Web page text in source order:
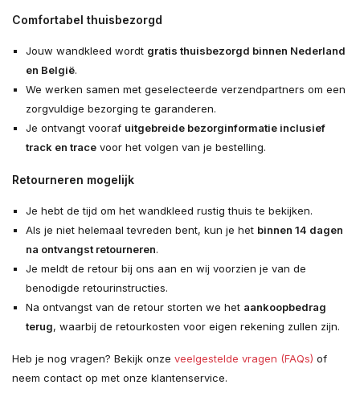
Comfortabel thuisbezorgd
Jouw wandkleed wordt gratis thuisbezorgd binnen Nederland
en België.
We werken samen met geselecteerde verzendpartners om een
zorgvuldige bezorging te garanderen.
Je ontvangt vooraf uitgebreide bezorginformatie inclusief
track en tracevoor het volgen van je bestelling.
Retourneren mogelijk
Je hebt de tijd om het wandkleed rustig thuis te bekijken.
Als je niet helemaal tevreden bent, kun je het binnen 14 dagen
na ontvangst retourneren.
Je meldt de retour bij ons aan en wij voorzien je van de
benodigde retourinstructies.
Na ontvangst van de retour storten we het aankoopbedrag
terug, waarbij de retourkosten voor eigen rekening zullen zijn.
Heb je nog vragen? Bekijk onze veelgestelde vragen (FAQs) of
neem contact op met onze klantenservice.